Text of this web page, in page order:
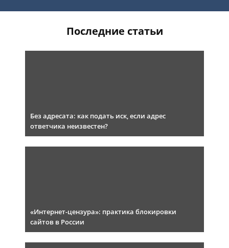
Последние статьи
Без адресата: как подать иск, если адрес
ответчика неизвестен?
«Интернет-цензура»: практика блокировки
сайтов в России